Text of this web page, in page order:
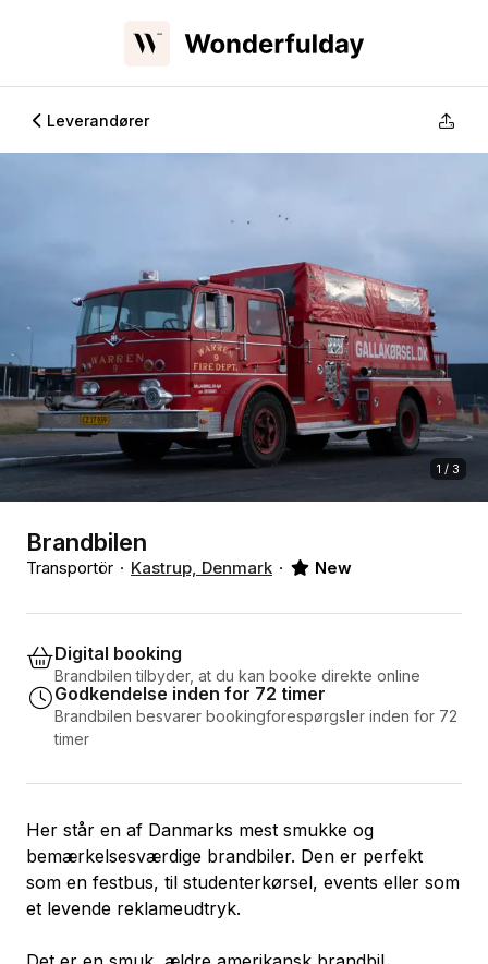
Leverandører
1 / 3
Brandbilen
Transportör Kastrup, Denmark New
Digital booking
Brandbilen tilbyder, at du kan booke direkte online
Godkendelse inden for 72 timer
Brandbilen besvarer bookingforespørgsler inden for 72
timer
Her står en af Danmarks mest smukke og
bemærkelsesværdige brandbiler. Den er perfekt
som en festbus, til studenterkørsel, events eller som
et levende reklameudtryk.